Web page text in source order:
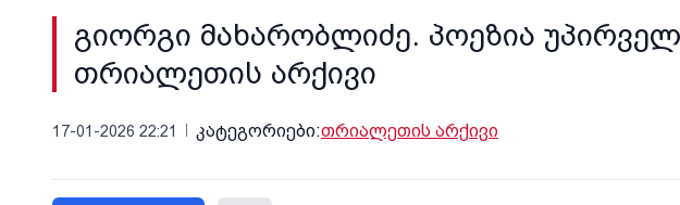
გიორგი მახარობლიძე. პოეზია
თრიალეთის არქივი
17-01-2026 22:21 კატეგორიები:თრიალეთის არქივი